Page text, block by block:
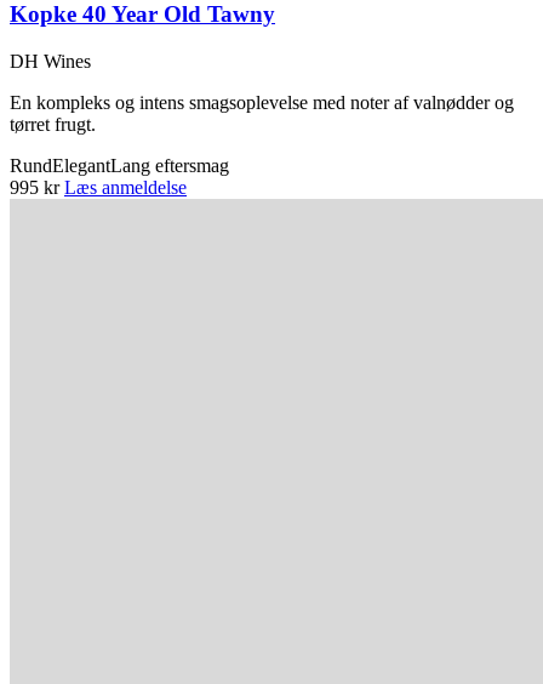
Kopke 40 Year Old Tawny
DH Wines
En kompleks og intens smagsoplevelse med noter af valnødder og
tørret frugt.
RundElegantLang eftersmag
995 kr Læs anmeldelse